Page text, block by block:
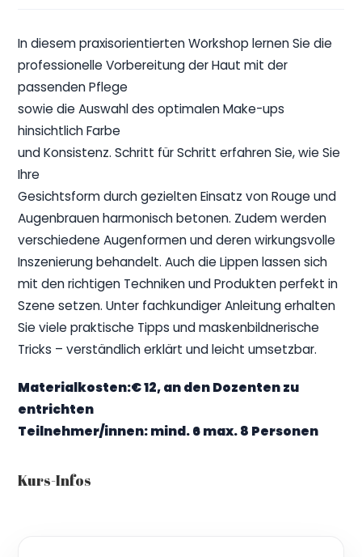
In diesem praxisorientierten Workshop lernen Sie die
professionelle Vorbereitung der Haut mit der
passenden Pflege
sowie die Auswahl des optimalen Make-ups
hinsichtlich Farbe
und Konsistenz. Schritt für Schritt erfahren Sie, wie Sie
Ihre
Gesichtsform durch gezielten Einsatz von Rouge und
Augenbrauen harmonisch betonen. Zudem werden
verschiedene Augenformen und deren wirkungsvolle
Inszenierung behandelt. Auch die Lippen lassen sich
mit den richtigen Techniken und Produkten perfekt in
Szene setzen. Unter fachkundiger Anleitung erhalten
Sie viele praktische Tipps und maskenbildnerische
Tricks – verständlich erklärt und leicht umsetzbar.
Materialkosten:€ 12, an den Dozenten zu
entrichten
Teilnehmer/innen: mind. 6 max. 8 Personen
Kurs-Infos